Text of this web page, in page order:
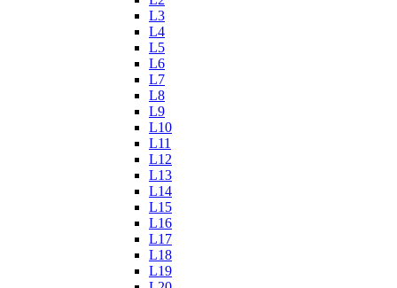
L3
L4
L5
L6
L7
L8
L9
L10
L11
L12
L13
L14
L15
L16
L17
L18
L19